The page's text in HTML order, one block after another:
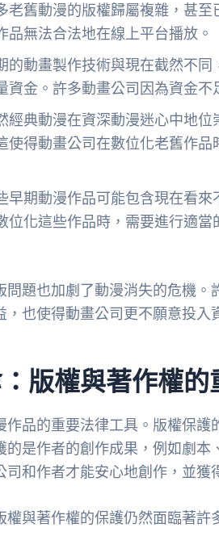
老舊動漫的版權歸屬複雜，甚
品無法合法地在線上平台播放。
的動畫製作技術與現在截然不
資金。許多動畫公司因為資金不
經典動漫在資深動漫迷心中地
使得動畫公司在數位化老舊作
早期動漫作品可能包含現在看
位化這些作品時，需要進行適
問題也加劇了動漫消失的危機
也使得動畫公司更不願意投入
版權與著作權的
作品的重要法律工具。版權保護
的是作者的創作成果，例如劇
和作者才能安心地創作，並獲
與著作權的保護仍然面臨著許